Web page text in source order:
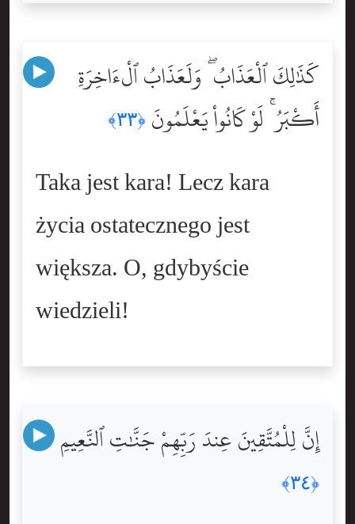
كَذَٰلِكَ ٱلْعَذَابُ ۖ وَلَعَذَابُ ٱلْءَاخِرَةِ
أَكْبَرُ ۚ لَوْ كَانُواْ يَعْلَمُونَ ﴿٣٣﴾
Taka jest kara! Lecz kara
życia ostatecznego jest
większa. O, gdybyście
wiedzieli!
إِنَّ لِلْمُتَّقِينَ عِندَ رَبِّهِمْ جَنَّٰتِ ٱلنَّعِيمِ
﴿٣٤﴾